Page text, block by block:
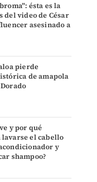
ésta es la
del video de César
asesinado a
pierde
de amapola
y por qué
el cabello
y
shampoo?